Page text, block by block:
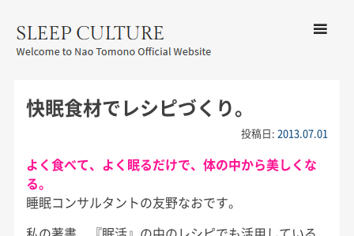
CULTURE
ー
ツへ移動
快眠食材でレシピづくり。
投稿日:2013.07.01
よく食べて、よく眠るだけで、体の中から美しくな
る。
睡眠コンサルタントの友野なおです。